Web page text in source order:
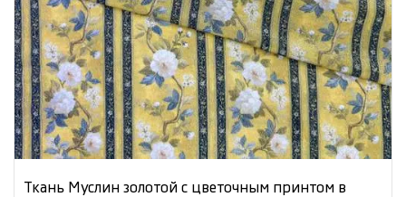
Ткань Муслин золотой с цветочным принтом в